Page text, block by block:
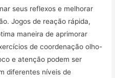
seus reflexos e melhorar
Jogos de reação rápida,
maneira de aprimorar
de coordenação olho-
e atenção podem ser
diferentes níveis de